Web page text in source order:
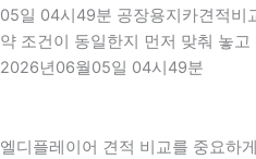
05일 04시49분 공장용지카견적비
약 조건이 동일한지 먼저 맞춰 놓
2026년06월05일 04시49분
엘디플레이어 견적 비교를 중요하